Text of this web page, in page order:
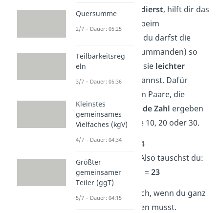
Wenn du Zahlen addierst, hilft dir das
Kommutativgesetz beim
. Denn du darfst die
einzelnen Zahlen (Summanden) so
umordnen, dass du sie leichter
zusammenzählen
kannst. Dafür
suchst du am besten Paare, die
zusammen eine
runde Zahl ergeben
— also eine Zahl wie 10, 20 oder 30.
➡️Beispiel:6 + 3 + 14
14 und 6 ergibt 20. Also tauschst du:
→14 + 6+ 3 =20 + 3 = 23
Das funktioniert auch, wenn du ganz
addieren musst.
Quersumme
2/7 – Dauer: 05:25
Teilbarkeitsreg
eln
3/7 – Dauer: 05:36
Kleinstes
gemeinsames
Vielfaches (kgV)
4/7 – Dauer: 04:34
Größter
gemeinsamer
Teiler (ggT)
5/7 – Dauer: 04:15